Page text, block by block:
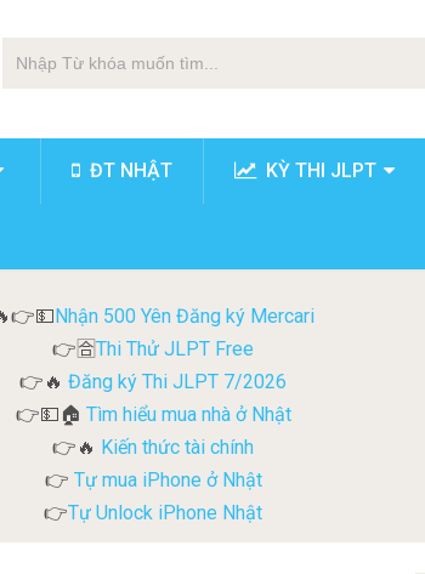
ĐT NHẬT KỲ THI JLPT
Nhận 500 Yên Đăng ký Mercari
👉🈴Thi Thử JLPT Free
👉🔥 Đăng ký Thi JLPT 7/2026
👉💵🏠 Tìm hiểu mua nhà ở Nhật
👉🔥 Kiến thức tài chính
👉 Tự mua iPhone ở Nhật
👉Tự Unlock iPhone Nhật